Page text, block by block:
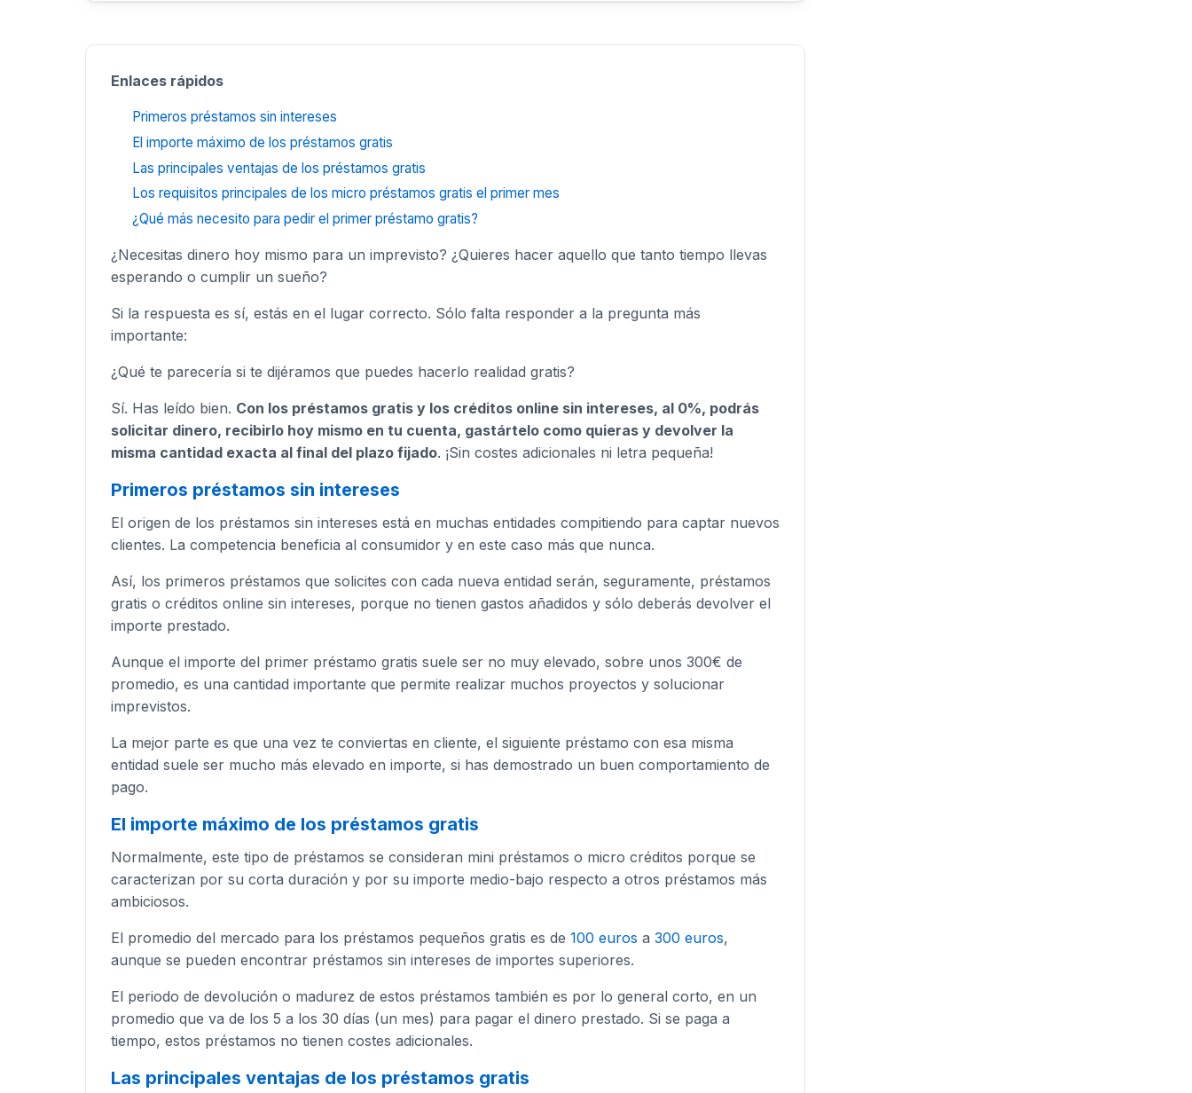
Enlaces rápidos
Primeros préstamos sin intereses
El importe máximo de los préstamos gratis
Las principales ventajas de los préstamos gratis
Los requisitos principales de los micro préstamos gratis el primer mes
¿Qué más necesito para pedir el primer préstamo gratis?
¿Necesitas dinero hoy mismo para un imprevisto? ¿Quieres hacer aquello que tanto tiempo llevas
esperando o cumplir un sueño?
Si la respuesta es sí, estás en el lugar correcto. Sólo falta responder a la pregunta más
importante:
¿Qué te parecería si te dijéramos que puedes hacerlo realidad gratis?
Sí. Has leído bien. Con los préstamos gratis y los créditos online sin intereses, al 0%, podrás
solicitar dinero, recibirlo hoy mismo en tu cuenta, gastártelo como quieras y devolver la
misma cantidad exacta al final del plazo fijado. ¡Sin costes adicionales ni letra pequeña!
Primeros préstamos sin intereses
El origen de los préstamos sin intereses está en muchas entidades compitiendo para captar nuevos
clientes. La competencia beneficia al consumidor y en este caso más que nunca.
Así, los primeros préstamos que solicites con cada nueva entidad serán, seguramente, préstamos
gratis o créditos online sin intereses, porque no tienen gastos añadidos y sólo deberás devolver el
importe prestado.
Aunque el importe del primer préstamo gratis suele ser no muy elevado, sobre unos 300€ de
promedio, es una cantidad importante que permite realizar muchos proyectos y solucionar
imprevistos.
La mejor parte es que una vez te conviertas en cliente, el siguiente préstamo con esa misma
entidad suele ser mucho más elevado en importe, si has demostrado un buen comportamiento de
pago.
El importe máximo de los préstamos gratis
Normalmente, este tipo de préstamos se consideran mini préstamos o micro créditos porque se
caracterizan por su corta duración y por su importe medio-bajo respecto a otros préstamos más
ambiciosos.
El promedio del mercado para los préstamos pequeños gratis es de 100 euros a 300 euros,
aunque se pueden encontrar préstamos sin intereses de importes superiores.
El periodo de devolución o madurez de estos préstamos también es por lo general corto, en un
promedio que va de los 5 a los 30 días (un mes) para pagar el dinero prestado. Si se paga a
tiempo, estos préstamos no tienen costes adicionales.
Las principales ventajas de los préstamos gratis